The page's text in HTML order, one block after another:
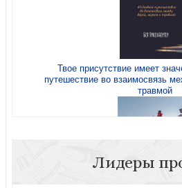
Послание к Римлянам.
Твое присутствие имеет
путешествие во взаимосвязь
травмой
Лидеры